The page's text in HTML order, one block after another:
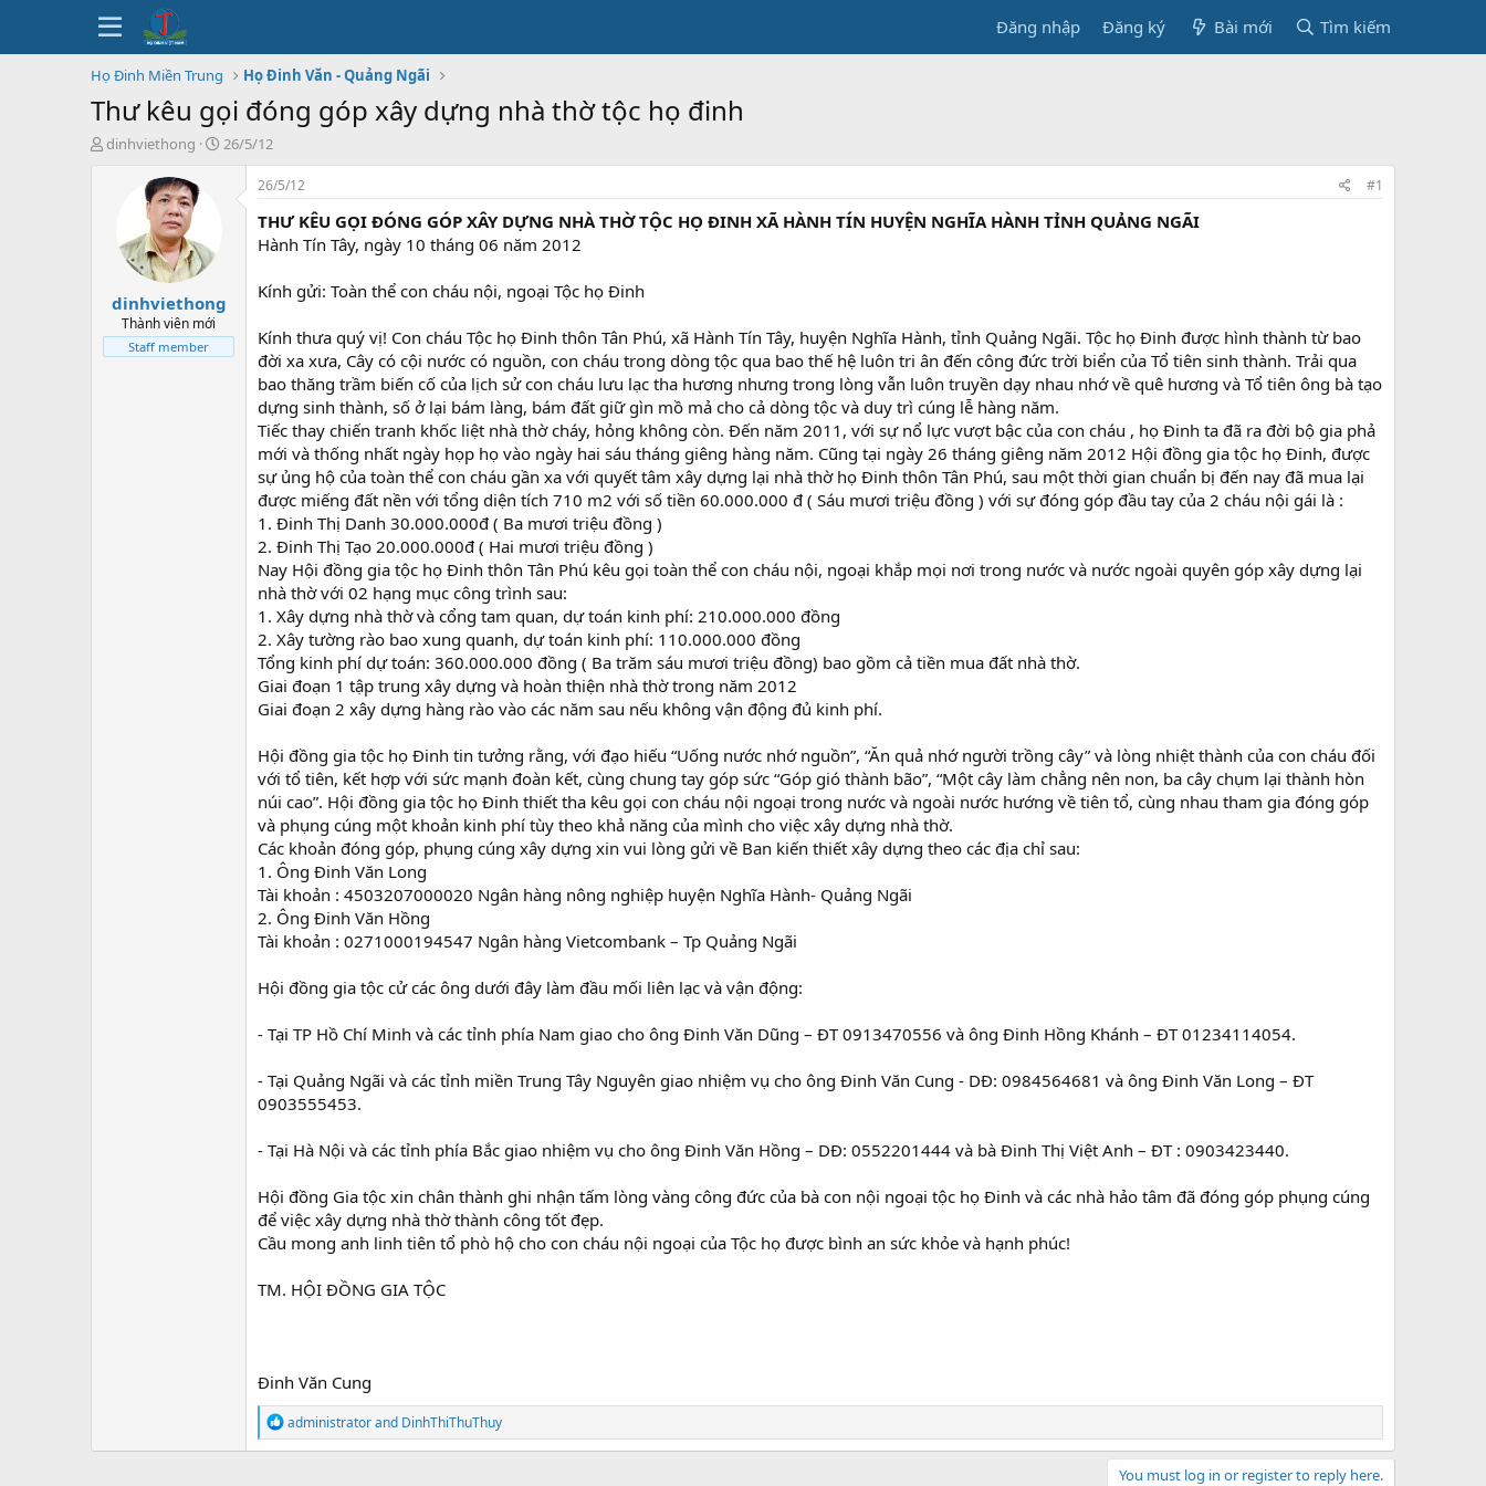
Đăng nhập Đăng ký Bài mới Tìm kiếm
Họ Đinh Miền Trung Họ Đinh Văn - Quảng Ngãi
Thư kêu gọi đóng góp xây dựng nhà thờ tộc họ đinh
T
a
t
e
dinhviethong
N
ầ
26/5/12
dinhviethong
Thành viên mới
Staff member
26/5/12 #1
THƯ KÊU GỌI ĐÓNG GÓP XÂY DỰNG NHÀ THỜ TỘC HỌ ĐINH XÃ HÀNH TÍN HUYỆN NGHĨA HÀNH TỈNH QUẢNG NGÃI
Hành Tín Tây, ngày 10 tháng 06 năm 2012
Kính gửi: Toàn thể con cháu nội, ngoại Tộc họ Đinh
Kính thưa quý vị! Con cháu Tộc họ Đinh thôn Tân Phú, xã Hành Tín Tây, huyện Nghĩa Hành, tỉnh Quảng Ngãi. Tộc họ Đinh được hình thành từ bao
đời xa xưa, Cây có cội nước có nguồn, con cháu trong dòng tộc qua bao thế hệ luôn tri ân đến công đức trời biển của Tổ tiên sinh thành. Trải qua
bao thăng trầm biến cố của lịch sử con cháu lưu lạc tha hương nhưng trong lòng vẫn luôn truyền dạy nhau nhớ về quê hương và Tổ tiên ông bà tạo
dựng sinh thành, số ở lại bám làng, bám đất giữ gìn mồ mả cho cả dòng tộc và duy trì cúng lễ hàng năm.
Tiếc thay chiến tranh khốc liệt nhà thờ cháy, hỏng không còn. Đến năm 2011, với sự nổ lực vượt bậc của con cháu , họ Đinh ta đã ra đời bộ gia phả
mới và thống nhất ngày họp họ vào ngày hai sáu tháng giêng hàng năm. Cũng tại ngày 26 tháng giêng năm 2012 Hội đồng gia tộc họ Đinh, được
sự ủng hộ của toàn thể con cháu gần xa với quyết tâm xây dựng lại nhà thờ họ Đinh thôn Tân Phú, sau một thời gian chuẩn bị đến nay đã mua lại
được miếng đất nền với tổng diện tích 710 m2 với số tiền 60.000.000 đ ( Sáu mươi triệu đồng ) với sự đóng góp đầu tay của 2 cháu nội gái là :
1. Đinh Thị Danh 30.000.000đ ( Ba mươi triệu đồng )
2. Đinh Thị Tạo 20.000.000đ ( Hai mươi triệu đồng )
Nay Hội đồng gia tộc họ Đinh thôn Tân Phú kêu gọi toàn thể con cháu nội, ngoại khắp mọi nơi trong nước và nước ngoài quyên góp xây dựng lại
nhà thờ với 02 hạng mục công trình sau:
1. Xây dựng nhà thờ và cổng tam quan, dự toán kinh phí: 210.000.000 đồng
2. Xây tường rào bao xung quanh, dự toán kinh phí: 110.000.000 đồng
Tổng kinh phí dự toán: 360.000.000 đồng ( Ba trăm sáu mươi triệu đồng) bao gồm cả tiền mua đất nhà thờ.
Giai đoạn 1 tập trung xây dựng và hoàn thiện nhà thờ trong năm 2012
Giai đoạn 2 xây dựng hàng rào vào các năm sau nếu không vận động đủ kinh phí.
Hội đồng gia tộc họ Đinh tin tưởng rằng, với đạo hiếu “Uống nước nhớ nguồn”, “Ăn quả nhớ người trồng cây” và lòng nhiệt thành của con cháu đối
với tổ tiên, kết hợp với sức mạnh đoàn kết, cùng chung tay góp sức “Góp gió thành bão”, “Một cây làm chẳng nên non, ba cây chụm lại thành hòn
núi cao”. Hội đồng gia tộc họ Đinh thiết tha kêu gọi con cháu nội ngoại trong nước và ngoài nước hướng về tiên tổ, cùng nhau tham gia đóng góp
và phụng cúng một khoản kinh phí tùy theo khả năng của mình cho việc xây dựng nhà thờ.
Các khoản đóng góp, phụng cúng xây dựng xin vui lòng gửi về Ban kiến thiết xây dựng theo các địa chỉ sau:
1. Ông Đinh Văn Long
Tài khoản : 4503207000020 Ngân hàng nông nghiệp huyện Nghĩa Hành- Quảng Ngãi
2. Ông Đinh Văn Hồng
Tài khoản : 0271000194547 Ngân hàng Vietcombank – Tp Quảng Ngãi
Hội đồng gia tộc cử các ông dưới đây làm đầu mối liên lạc và vận động:
- Tại TP Hồ Chí Minh và các tỉnh phía Nam giao cho ông Đinh Văn Dũng – ĐT 0913470556 và ông Đinh Hồng Khánh – ĐT 01234114054.
- Tại Quảng Ngãi và các tỉnh miền Trung Tây Nguyên giao nhiệm vụ cho ông Đinh Văn Cung - DĐ: 0984564681 và ông Đinh Văn Long – ĐT
0903555453.
- Tại Hà Nội và các tỉnh phía Bắc giao nhiệm vụ cho ông Đinh Văn Hồng – DĐ: 0552201444 và bà Đinh Thị Việt Anh – ĐT : 0903423440.
Hội đồng Gia tộc xin chân thành ghi nhận tấm lòng vàng công đức của bà con nội ngoại tộc họ Đinh và các nhà hảo tâm đã đóng góp phụng cúng
để việc xây dựng nhà thờ thành công tốt đẹp.
Cầu mong anh linh tiên tổ phò hộ cho con cháu nội ngoại của Tộc họ được bình an sức khỏe và hạnh phúc!
TM. HỘI ĐỒNG GIA TỘC
Đinh Văn Cung
R
e
a
administratorand DinhThiThuThuy
You must log in or register to reply here.